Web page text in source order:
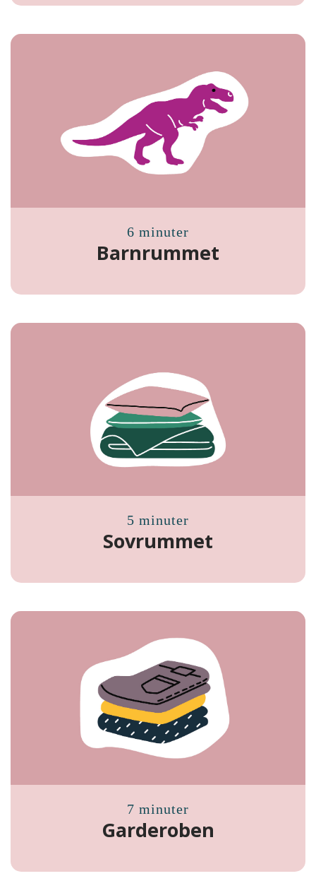
6 minuter
Barnrummet
5 minuter
Sovrummet
7 minuter
Garderoben